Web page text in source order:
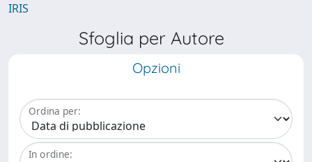
IRIS
Sfoglia per Autore
Opzioni
Ordina per:
In ordine: